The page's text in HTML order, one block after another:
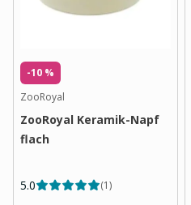
-10 %
ZooRoyal
ZooRoyal Keramik-Napf
flach
5.0 (1)